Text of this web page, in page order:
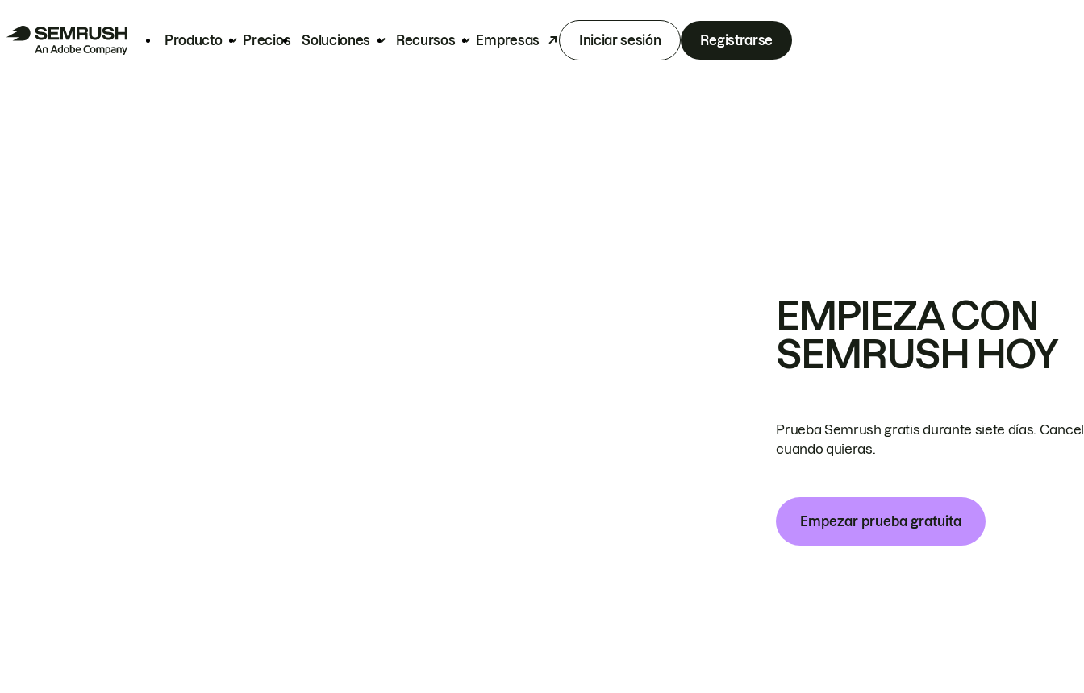
Producto Precios Soluciones Recursos Empresas Iniciar sesión Registrarse
EMPIEZA CON
SEMRUSH HOY
Prueba Semrush gratis durante siete días.
cuando quieras.
Empezar prueba gratuita